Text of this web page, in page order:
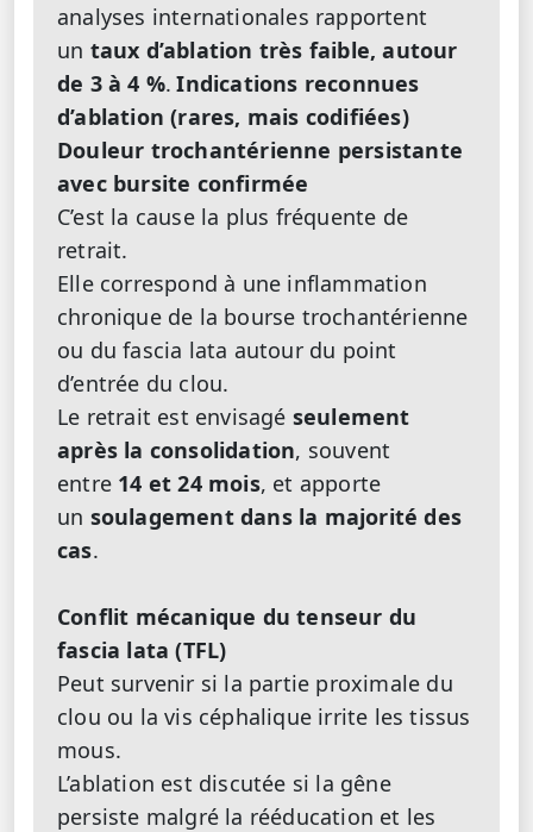
analyses internationales rapportent
un taux d’ablation très faible, autour
de 3 à 4 %. Indications reconnues
d’ablation (rares, mais codifiées)
Douleur trochantérienne persistante
avec bursite confirmée
C’est la cause la plus fréquente de
retrait.
Elle correspond à une inflammation
chronique de la bourse trochantérienne
ou du fascia lata autour du point
d’entrée du clou.
Le retrait est envisagé seulement
après la consolidation, souvent
entre 14 et 24 mois, et apporte
un soulagement dans la majorité des
cas.
Conflit mécanique du tenseur du
fascia lata (TFL)
Peut survenir si la partie proximale du
clou ou la vis céphalique irrite les tissus
mous.
L’ablation est discutée si la gêne
persiste malgré la rééducation et les